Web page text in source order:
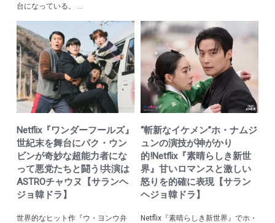
台になっている。 ...
Netflix『ワンダーフールズ』
世紀末を舞台にパク・ウン
ビンが奇妙な超能力者にな
って悪党たちと闘う!共演は
ASTROチャウヌ【サランヘ
ジョ韓ドラ】
世界的なヒット作『ウ・ヨンウ弁
“斬新なイケメン”ホ・ナムジ
ュンの演技が神がかり
的!Netflix『素晴らしき新世
界』甘いロマンスと激しい
怒りを的確に表現【サラン
ヘジョ韓ドラ】
Netflix『素晴らしき新世界』でホ・